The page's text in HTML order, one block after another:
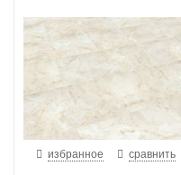
избранное сравнить